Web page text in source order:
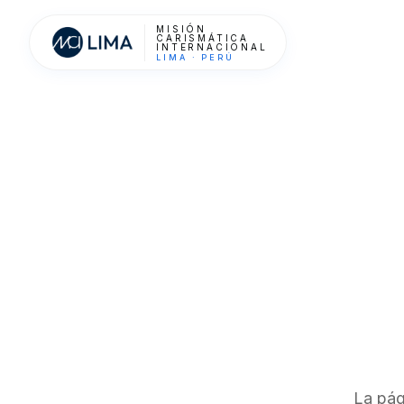
MISIÓN
CARISMÁTICA
INTERNACIONAL
LIMA · PERÚ
La